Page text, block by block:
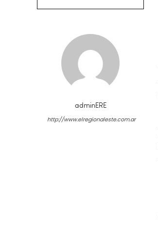
adminERE
http://www.elregionaleste.com.ar